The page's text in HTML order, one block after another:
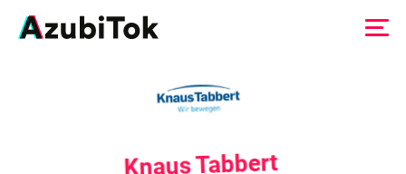
Knaus Tabbert